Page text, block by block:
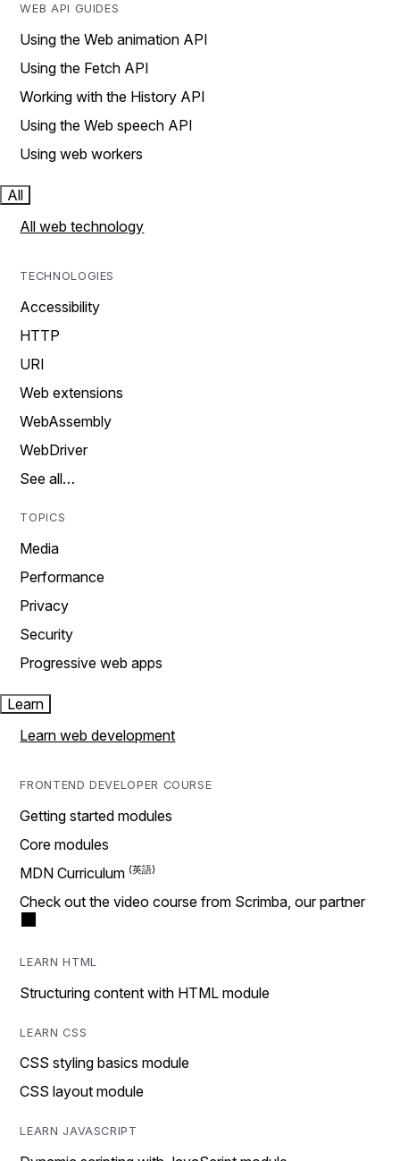
WEB API GUIDES
Using the Web animation API
Using the Fetch API
Working with the History API
Using the Web speech API
Using web workers
All
All web technology
TECHNOLOGIES
Accessibility
HTTP
URI
Web extensions
WebAssembly
WebDriver
See all…
TOPICS
Media
Performance
Privacy
Security
Progressive web apps
Learn
Learn web development
FRONTEND DEVELOPER COURSE
Getting started modules
Core modules
MDN Curriculum
Check out the video course from Scrimba, our partner
LEARN HTML
Structuring content with HTML module
LEARN CSS
CSS styling basics module
CSS layout module
LEARN JAVASCRIPT